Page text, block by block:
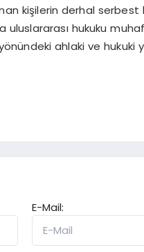
kişilerin derhal serbest
uluslararası hukuku
ahlaki ve hukuki
E-Mail: